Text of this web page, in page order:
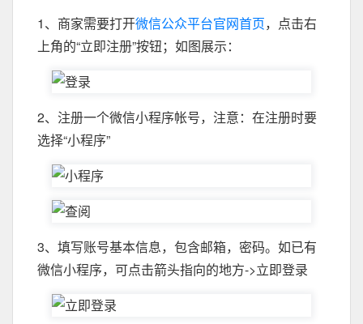
1、商家需要打开微信公众平台官网首页，点击右
上角的“立即注册”按钮；如图展示：
2、注册一个微信小程序帐号，注意：在注册时要
选择“小程序”
3、填写账号基本信息，包含邮箱，密码。如已有
微信小程序，可点击箭头指向的地方->立即登录